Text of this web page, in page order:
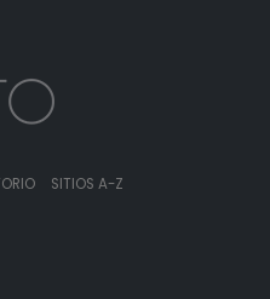
SITIOS A-Z